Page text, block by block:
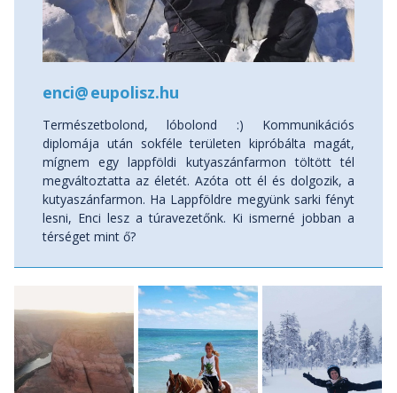
enci@eupolisz.hu
Természetbolond, lóbolond :) Kommunikációs
diplomája után sokféle területen kipróbálta magát,
mígnem egy lappföldi kutyaszánfarmon töltött tél
megváltoztatta az életét. Azóta ott él és dolgozik, a
kutyaszánfarmon. Ha Lappföldre megyünk sarki fényt
lesni, Enci lesz a túravezetőnk. Ki ismerné jobban a
térséget mint ő?